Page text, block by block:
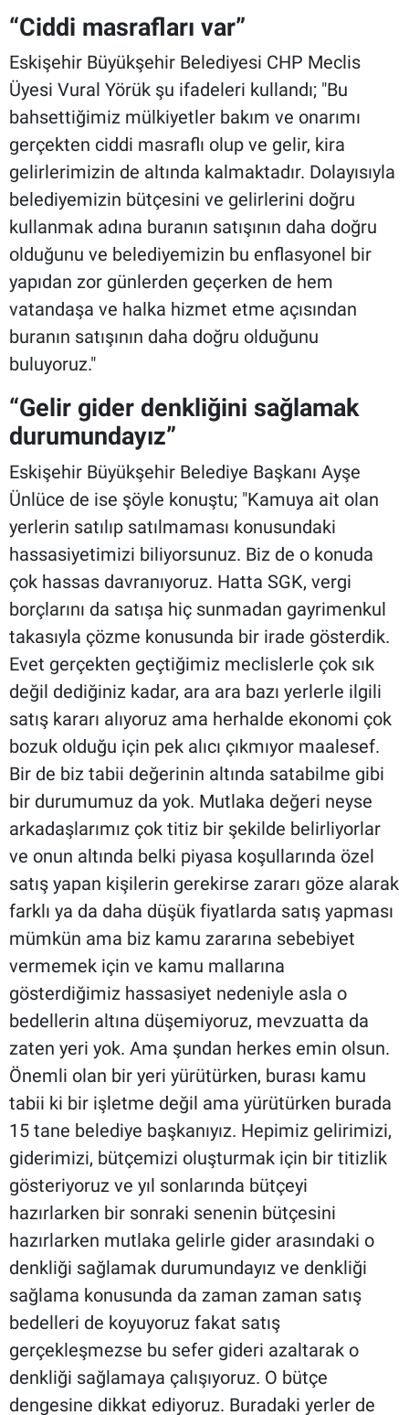
“Ciddi masrafları var”
Eskişehir Büyükşehir Belediyesi CHP Meclis
Üyesi Vural Yörük şu ifadeleri kullandı; "Bu
bahsettiğimiz mülkiyetler bakım ve onarımı
gerçekten ciddi masraflı olup ve gelir, kira
gelirlerimizin de altında kalmaktadır. Dolayısıyla
belediyemizin bütçesini ve gelirlerini doğru
kullanmak adına buranın satışının daha doğru
olduğunu ve belediyemizin bu enflasyonel bir
yapıdan zor günlerden geçerken de hem
vatandaşa ve halka hizmet etme açısından
buranın satışının daha doğru olduğunu
buluyoruz."
“Gelir gider denkliğini sağlamak
durumundayız”
Eskişehir Büyükşehir Belediye Başkanı Ayşe
Ünlüce de ise şöyle konuştu; "Kamuya ait olan
yerlerin satılıp satılmaması konusundaki
hassasiyetimizi biliyorsunuz. Biz de o konuda
çok hassas davranıyoruz. Hatta SGK, vergi
borçlarını da satışa hiç sunmadan gayrimenkul
takasıyla çözme konusunda bir irade gösterdik.
Evet gerçekten geçtiğimiz meclislerle çok sık
değil dediğiniz kadar, ara ara bazı yerlerle ilgili
satış kararı alıyoruz ama herhalde ekonomi çok
bozuk olduğu için pek alıcı çıkmıyor maalesef.
Bir de biz tabii değerinin altında satabilme gibi
bir durumumuz da yok. Mutlaka değeri neyse
arkadaşlarımız çok titiz bir şekilde belirliyorlar
ve onun altında belki piyasa koşullarında özel
satış yapan kişilerin gerekirse zararı göze alarak
farklı ya da daha düşük fiyatlarda satış yapması
mümkün ama biz kamu zararına sebebiyet
vermemek için ve kamu mallarına
gösterdiğimiz hassasiyet nedeniyle asla o
bedellerin altına düşemiyoruz, mevzuatta da
zaten yeri yok. Ama şundan herkes emin olsun.
Önemli olan bir yeri yürütürken, burası kamu
tabii ki bir işletme değil ama yürütürken burada
15 tane belediye başkanıyız. Hepimiz gelirimizi,
giderimizi, bütçemizi oluşturmak için bir titizlik
gösteriyoruz ve yıl sonlarında bütçeyi
hazırlarken bir sonraki senenin bütçesini
hazırlarken mutlaka gelirle gider arasındaki o
denkliği sağlamak durumundayız ve denkliği
sağlama konusunda da zaman zaman satış
bedelleri de koyuyoruz fakat satış
gerçekleşmezse bu sefer gideri azaltarak o
denkliği sağlamaya çalışıyoruz. O bütçe
dengesine dikkat ediyoruz. Buradaki yerler de